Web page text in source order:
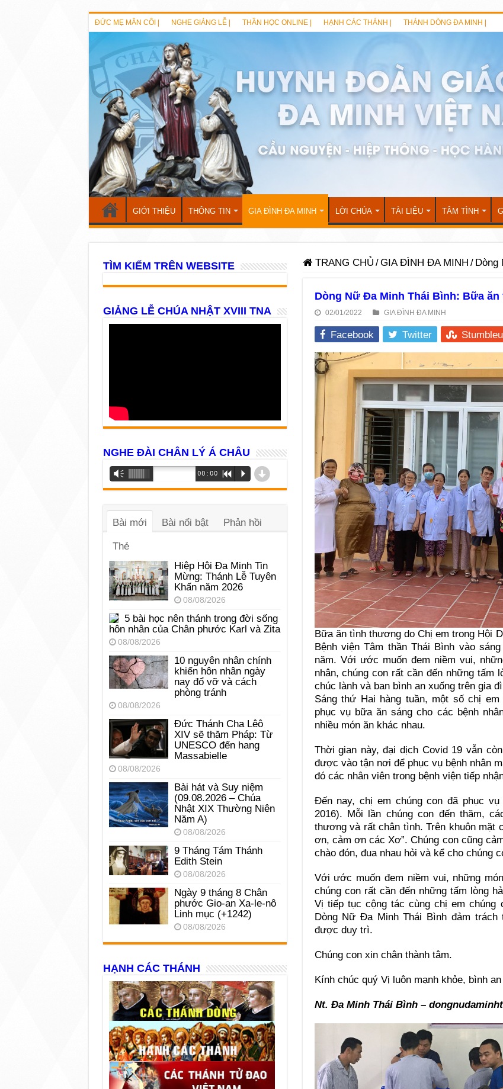
ĐỨC MẸ MÂN CÔI | NGHE GIẢNG LỄ | THẦN HỌC ONLINE | HẠNH CÁC THÁNH | THÁNH DÒNG ĐA MINH |
GIỚI THIỆU THÔNG TIN GIA ĐÌNH ĐA MINH LỜI CHÚA TÀI LIỆU TÂM TÌNH
TRANG CHỦ /GIA ĐÌNH ĐA MINH / Dòng
Dòng Nữ Đa Minh Thái Bình: Bữa
02/01/2022 GIA ĐÌNH ĐA MINH
Facebook Twitter
Bữa ăn tình thương do Chị em trong Hội
Bệnh viện Tâm thần Thái Bình vào
năm. Với ước muốn đem niềm vui,
nhân, chúng con rất cần đến những tấm
chúc lành và ban bình an xuống trên gia
Sáng thứ Hai hàng tuần, một số chị
phục vụ bữa ăn sáng cho các bệnh
nhiều món ăn khác nhau.
Thời gian này, đại dịch Covid 19 vẫn
được vào tận nơi để phục vụ bệnh nhân
đó các nhân viên trong bệnh viện tiếp
Đến nay, chị em chúng con đã phục
2016). Mỗi lần chúng con đến thăm,
thương và rất chân tình. Trên khuôn mặt
ơn, cảm ơn các Xơ”. Chúng con cũng
chào đón, đua nhau hỏi và kể cho chúng
Với ước muốn đem niềm vui, những
chúng con rất cần đến những tấm lòng
Vị tiếp tục cộng tác cùng chị em
Dòng Nữ Đa Minh Thái Bình đảm
được duy trì.
Chúng con xin chân thành tâm.
Kính chúc quý Vị luôn mạnh khỏe, bình
Nt. Đa Minh Thái Bình –
TÌM KIẾM TRÊN WEBSITE
GIẢNG LỄ CHÚA NHẬT XVIII TNA
NGHE ĐÀI CHÂN LÝ Á CHÂU
Trình
phát
âm
Vm 00:00 R P d
Bài mới Bài nổi bật Phản hồi
Thẻ
Hiệp Hội Đa Minh Tin
Mừng: Thánh Lễ Tuyên
Khấn năm 2026
08/08/2026
5 bài học nên thánh trong đời sống
hôn nhân của Chân phước Karl và Zita
08/08/2026
10 nguyên nhân chính
khiến hôn nhân ngày
nay đổ vỡ và cách
phòng tránh
08/08/2026
Đức Thánh Cha Lêô
XIV sẽ thăm Pháp: Từ
UNESCO đến hang
Massabielle
08/08/2026
Bài hát và Suy niệm
(09.08.2026 – Chúa
Nhật XIX Thường Niên
Năm A)
08/08/2026
9 Tháng Tám Thánh
Edith Stein
08/08/2026
Ngày 9 tháng 8 Chân
phước Gio-an Xa-le-nô
Linh mục (+1242)
08/08/2026
HẠNH CÁC THÁNH